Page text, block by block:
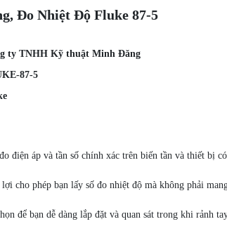
Đo Nhiệt Độ Fluke 87-5
ty TNHH Kỹ thuật Minh Đăng
87-5
điện áp và tần số chính xác trên biến tần và thiết bị
cho phép bạn lấy số đo nhiệt độ mà không phải
để bạn dễ dàng lắp đặt và quan sát trong khi rảnh